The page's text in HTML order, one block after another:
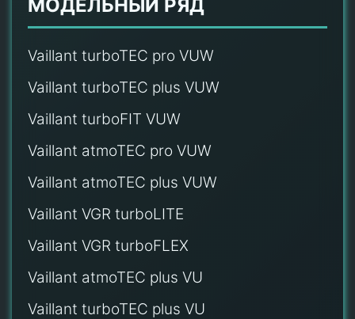
МОДЕЛЬНЫЙ РЯД
Vaillant turboTEC pro VUW
Vaillant turboTEC plus VUW
Vaillant turboFIT VUW
Vaillant atmoTEC pro VUW
Vaillant atmoTEC plus VUW
Vaillant VGR turboLITE
Vaillant VGR turboFLEX
Vaillant atmoTEC plus VU
Vaillant turboTEC plus VU